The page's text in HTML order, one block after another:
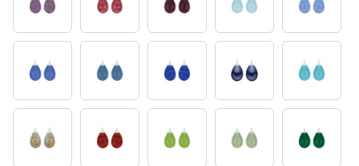
27 28 32 35 36
39 42 45 46 48
49 50 51 52 53